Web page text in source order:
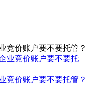
竞价账户要不要托管？
竞价账户要不要托管？